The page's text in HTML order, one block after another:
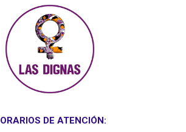
DE ATENCIÓN: